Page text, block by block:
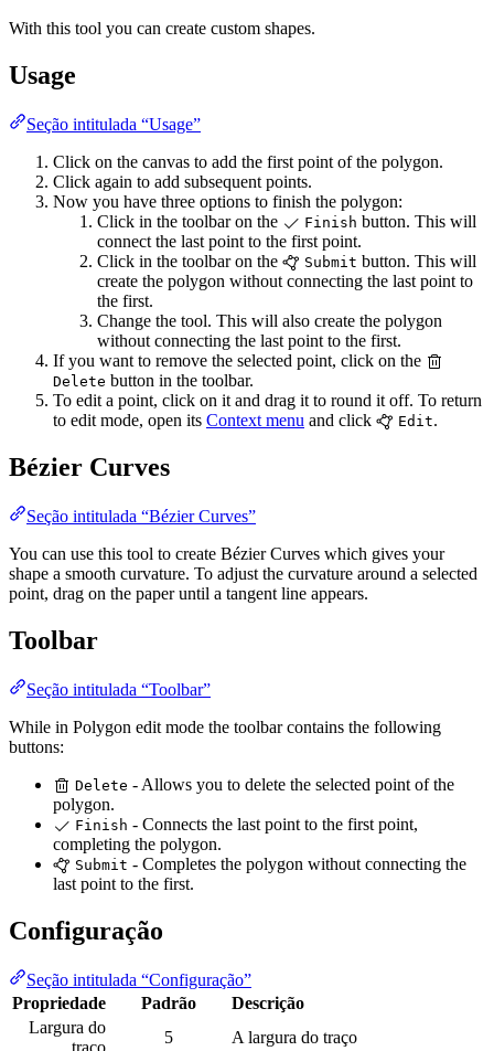
With this tool you can create custom shapes.
Usage
Seção intitulada “Usage”
Click on the canvas to add the first point of the polygon.
Click again to add subsequent points.
Now you have three options to finish the polygon:
Click in the toolbar on the
Finish button. This will
connect the last point to the first point.
Click in the toolbar on the
Submit button. This will
create the polygon without connecting the last point to
the first.
Change the tool. This will also create the polygon
without connecting the last point to the first.
If you want to remove the selected point, click on the
Delete button in the toolbar.
To edit a point, click on it and drag it to round it off. To return
to edit mode, open its Context menu and click Edit.
Bézier Curves
Seção intitulada “Bézier Curves”
You can use this tool to create Bézier Curves which gives your
shape a smooth curvature. To adjust the curvature around a selected
point, drag on the paper until a tangent line appears.
Toolbar
Seção intitulada “Toolbar”
While in Polygon edit mode the toolbar contains the following
buttons:
Delete - Allows you to delete the selected point of the
polygon.
Finish - Connects the last point to the first point,
completing the polygon.
Submit - Completes the polygon without connecting the
last point to the first.
Configuração
Seção intitulada “Configuração”
Propriedade
Padrão
Descrição
Largura do
5 A largura do traço